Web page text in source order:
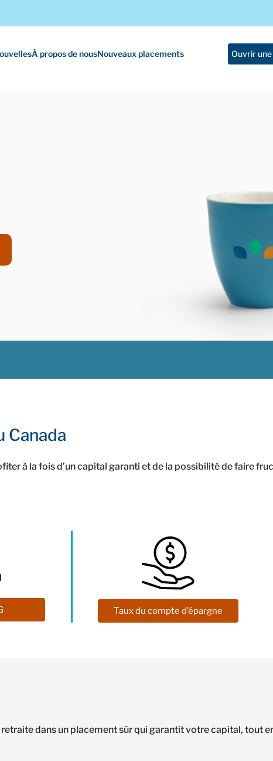
À propos de nousNouveaux placements Ouvrir une
Canada
à la fois d’un capital garanti et de la possibilité de faire
Taux du compte d’épargne
dans un placement sûr qui garantit votre capital, tout